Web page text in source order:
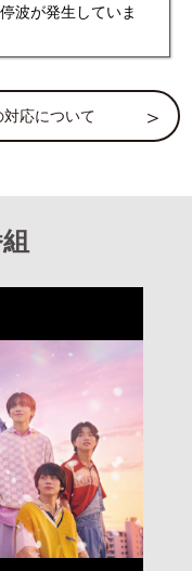
波が発生していま
応について